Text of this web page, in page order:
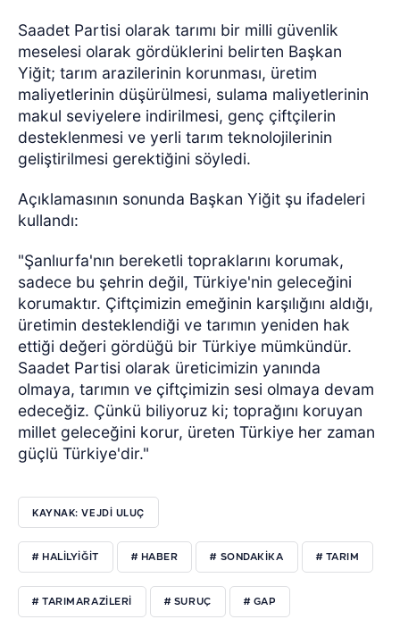
Saadet Partisi olarak tarımı bir milli güvenlik
meselesi olarak gördüklerini belirten Başkan
Yiğit; tarım arazilerinin korunması, üretim
maliyetlerinin düşürülmesi, sulama maliyetlerinin
makul seviyelere indirilmesi, genç çiftçilerin
desteklenmesi ve yerli tarım teknolojilerinin
geliştirilmesi gerektiğini söyledi.
Açıklamasının sonunda Başkan Yiğit şu ifadeleri
kullandı:
"Şanlıurfa'nın bereketli topraklarını korumak,
sadece bu şehrin değil, Türkiye'nin geleceğini
korumaktır. Çiftçimizin emeğinin karşılığını aldığı,
üretimin desteklendiği ve tarımın yeniden hak
ettiği değeri gördüğü bir Türkiye mümkündür.
Saadet Partisi olarak üreticimizin yanında
olmaya, tarımın ve çiftçimizin sesi olmaya devam
edeceğiz. Çünkü biliyoruz ki; toprağını koruyan
millet geleceğini korur, üreten Türkiye her zaman
güçlü Türkiye'dir."
KAYNAK: VEJDI ULUÇ
# HALİLYİĞİT # HABER # SONDAKİKA # TARIM
# TARIMARAZİLERİ # SURUÇ # GAP